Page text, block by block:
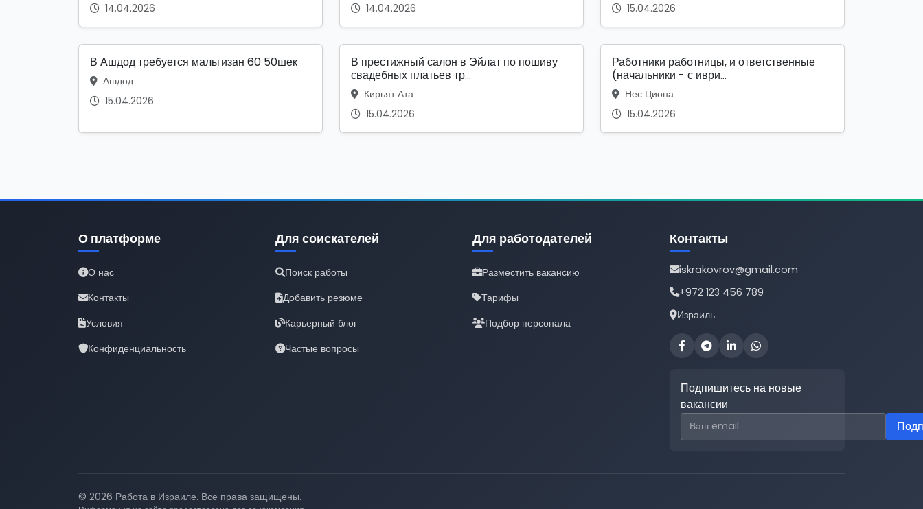
14.04.2026
14.04.2026
15.04.2026
В Ашдод требуется мальгизан 60 50шек
Ашдод
15.04.2026
В престижный салон в Эйлат по пошиву
свадебных платьев тр...
Кирьят Ата
15.04.2026
Работники работницы, и ответственные
(начальники - с иври...
Нес Циона
15.04.2026
О платформе
О нас
Контакты
Условия
Конфиденциальность
Для соискателей
Поиск работы
Добавить резюме
Карьерный блог
Частые вопросы
Для работодателей
Разместить вакансию
Тарифы
Подбор персонала
Контакты
iskrakovrov@gmail.com
+972 123 456 789
Израиль
Подпишитесь на новые
вакансии
Email для подписки
© 2026 Работа в Израиле. Все права защищены.